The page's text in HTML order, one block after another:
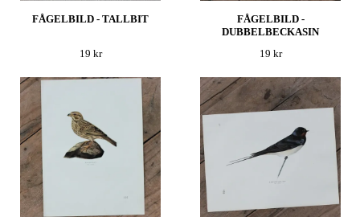
FÅGELBILD - TALLBIT
19 kr
FÅGELBILD -
DUBBELBECKASIN
19 kr